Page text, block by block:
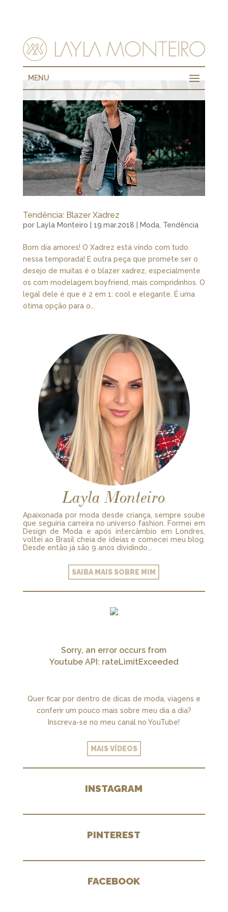
MENU
Tendência: Blazer Xadrez
por Layla Monteiro 19.mar.2018 Moda, Tendência
Bom dia amores! O Xadrez está vindo com tudo
nessa temporada! E outra peça que promete ser o
desejo de muitas é o blazer xadrez, especialmente
os com modelagem boyfriend, mais compridinhos. O
legal dele é que é 2 em 1: cool e elegante. É uma
ótima opção para o...
Layla Monteiro
Apaixonada por moda desde criança, sempre soube
que seguiria carreira no universo fashion. Formei em
Design de Moda e após intercâmbio em Londres,
voltei ao Brasil cheia de ideias e comecei meu blog.
Desde então já são 9 anos dividindo...
SAIBA MAIS SOBRE MIM
Sorry, an error occurs from
Youtube API: rateLimitExceeded
Quer ficar por dentro de dicas de moda, viagens e
conferir um pouco mais sobre meu dia a dia?
Inscreva-se no meu canal no YouTube!
MAIS VÍDEOS
INSTAGRAM
PINTEREST
FACEBOOK